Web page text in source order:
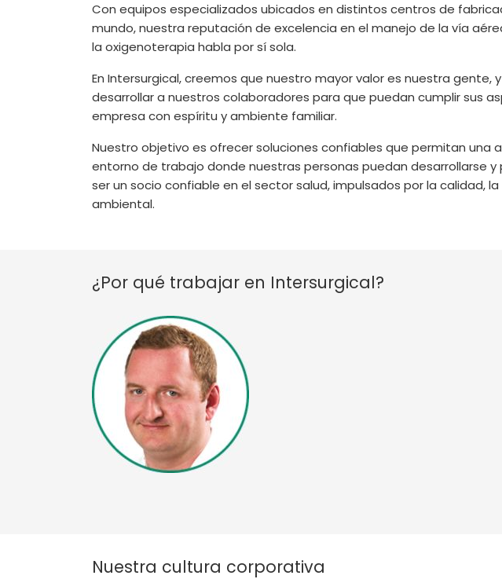
Con equipos especializados ubicados en distintos centros de
mundo, nuestra reputación de excelencia en el manejo de la vía
la oxigenoterapia habla por sí sola.
En Intersurgical, creemos que nuestro mayor valor es nuestra
desarrollar a nuestros colaboradores para que puedan cumplir sus
empresa con espíritu y ambiente familiar.
Nuestro objetivo es ofrecer soluciones confiables que permitan una
entorno de trabajo donde nuestras personas puedan desarrollarse
ser un socio confiable en el sector salud, impulsados por la calidad,
ambiental.
¿Por qué trabajar en Intersurgical?
Nuestra cultura corporativa